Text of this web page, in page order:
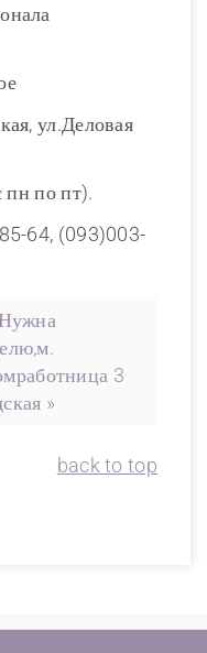
ул.Деловая
пн по пт).
64, (093)003-
3
»
back to top